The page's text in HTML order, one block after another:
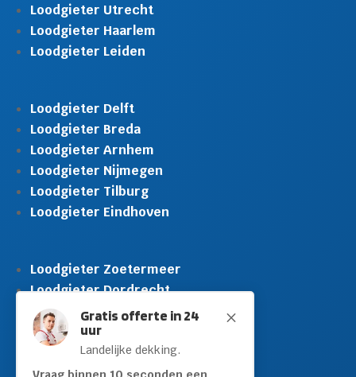
M
Gratis offerte in 24
uur
Landelijke dekking.
Loodgieter Utrecht
Loodgieter Haarlem
Loodgieter Leiden
Loodgieter Delft
Loodgieter Breda
Loodgieter Arnhem
Loodgieter Nijmegen
Loodgieter Tilburg
Loodgieter Eindhoven
Loodgieter Zoetermeer
Loodgieter Dordrecht
Loodgieter Rijswijk
Loodgieter Schiedam
Loodgieter Leidschendam
Loodgieter Hilversum